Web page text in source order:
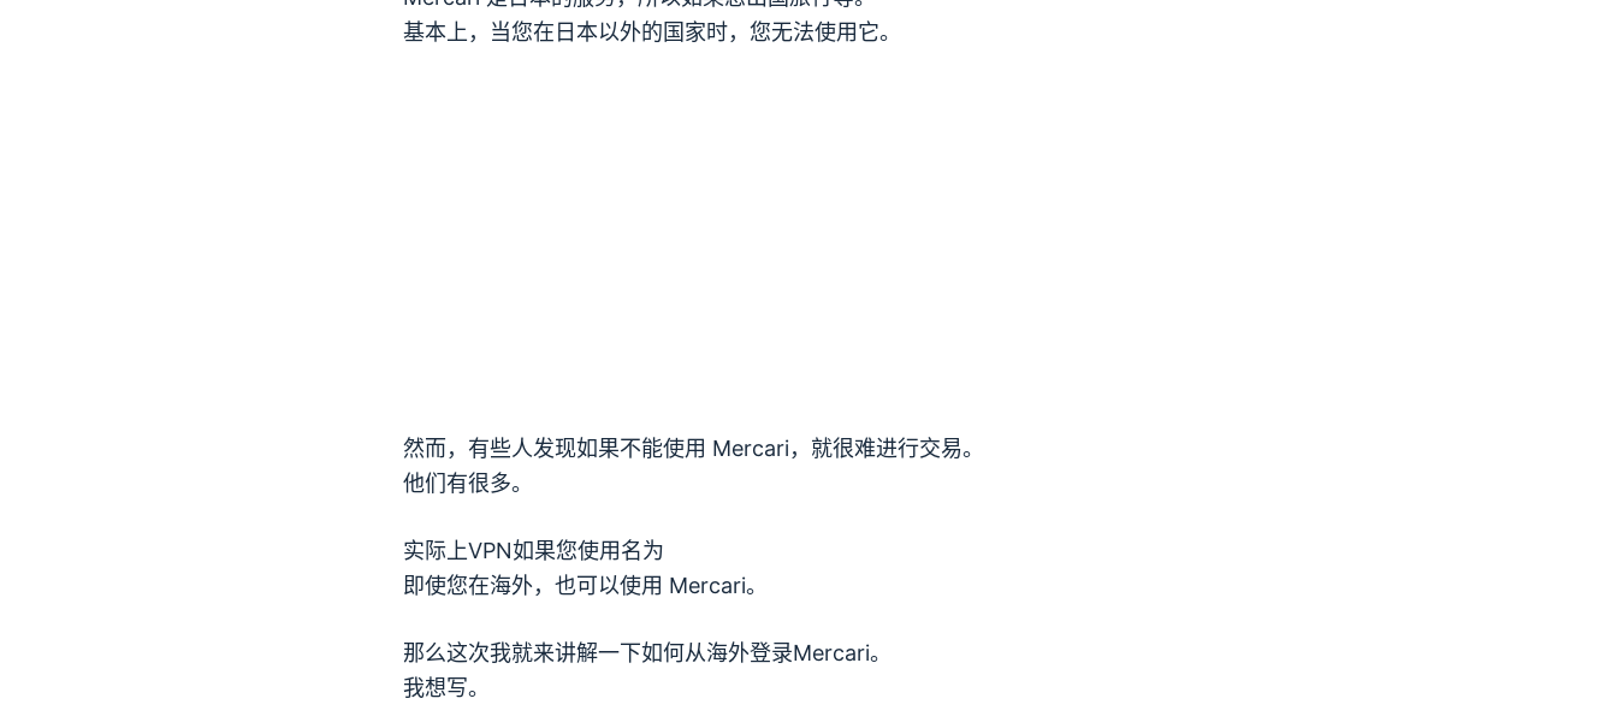
基本上，当您在日本以外的国家时，您无法使用它。
然而，有些人发现如果不能使用 Mercari，就很难进行交易。
他们有很多。
实际上VPN如果您使用名为
即使您在海外，也可以使用 Mercari。
那么这次我就来讲解一下如何从海外登录Mercari。
我想写。